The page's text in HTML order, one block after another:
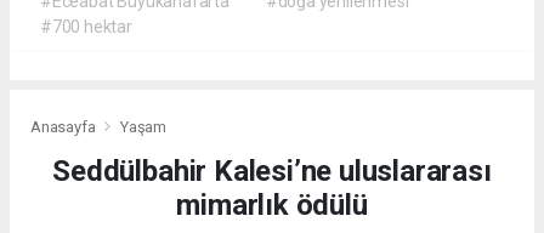
#700 hektar
Anasayfa Yaşam
Seddülbahir Kalesi’ne uluslararası
mimarlık ödülü